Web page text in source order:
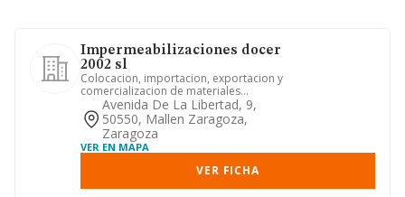
Impermeabilizaciones docer
2002 sl
Colocacion, importacion, exportacion y
comercializacion de materiales
auxiliares de la construccion...
Avenida De La Libertad, 9,
50550, Mallen Zaragoza,
Zaragoza
VER EN MAPA
VER FICHA